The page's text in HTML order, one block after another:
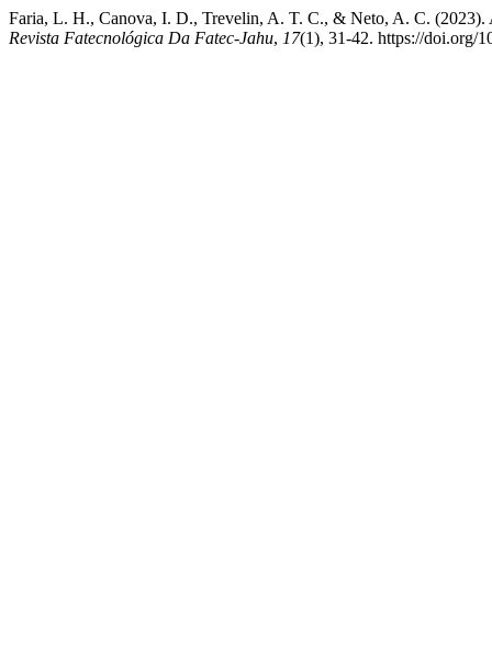
Faria, L. H., Canova, I. D., Trevelin, A. T. C., & Neto, A. C.
Revista Fatecnológica Da Fatec-Jahu, 17(1), 31-42. https://doi.org/